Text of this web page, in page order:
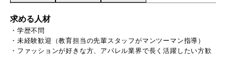
求める人材
・学歴不問
・未経験歓迎（教育担当の先輩スタッフがマンツーマン指導）
・ファッションが好きな方、アパレル業界で長く活躍したい方歓